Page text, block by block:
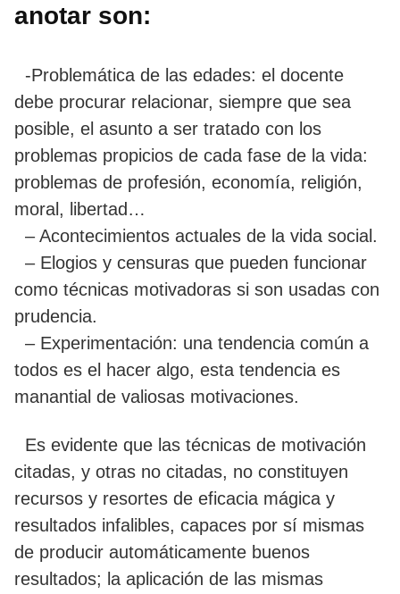
anotar son:
-Problemática de las edades: el docente
debe procurar relacionar, siempre que sea
posible, el asunto a ser tratado con los
problemas propicios de cada fase de la vida:
problemas de profesión, economía, religión,
moral, libertad…
– Acontecimientos actuales de la vida social.
– Elogios y censuras que pueden funcionar
como técnicas motivadoras si son usadas con
prudencia.
– Experimentación: una tendencia común a
todos es el hacer algo, esta tendencia es
manantial de valiosas motivaciones.
Es evidente que las técnicas de motivación
citadas, y otras no citadas, no constituyen
recursos y resortes de eficacia mágica y
resultados infalibles, capaces por sí mismas
de producir automáticamente buenos
resultados; la aplicación de las mismas